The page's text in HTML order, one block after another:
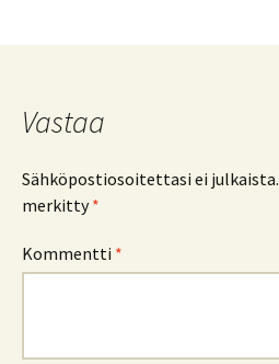
Vastaa
Sähköpostiosoitettasi ei julkaista.
merkitty*
Kommentti *